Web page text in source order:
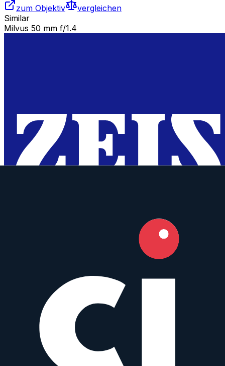
zum Objektiv
vergleichen
Similar
Milvus 50 mm f/1.4
Carl Zeiss
1.4·Canon EF